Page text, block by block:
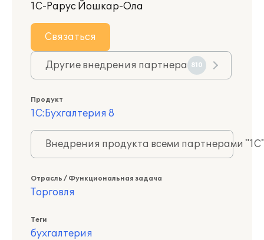
1С-Рарус Йошкар-Ола
Связаться
Другие внедрения партнера 810
Продукт
1С:Бухгалтерия 8
Внедрения продукта всеми партнерами
Отрасль / Функциональная задача
Торговля
Теги
бухгалтерия